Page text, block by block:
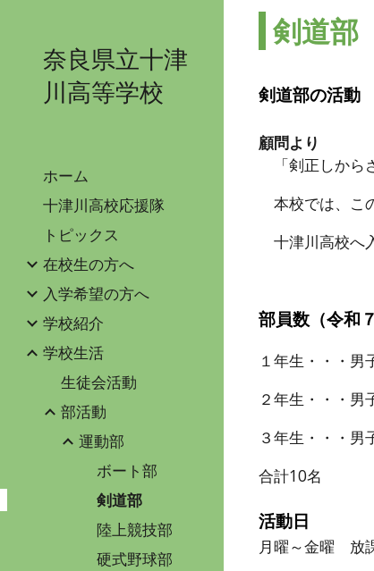
奈良県立十津
川高等学校
ホーム
十津川高校応援隊
トピックス
在校生の方へ
入学希望の方へ
学校紹介
学校生活
生徒会活動
部活動
運動部
ボート部
剣道部
陸上競技部
硬式野球部
剣道部
剣道部の活動
顧問より
「剣正しから
本校では、こ
十津川高校へ
部員数（令和
１年生・・・男
２年生・・・男
３年生・・・男
合計10名
活動日
月曜～金曜 放